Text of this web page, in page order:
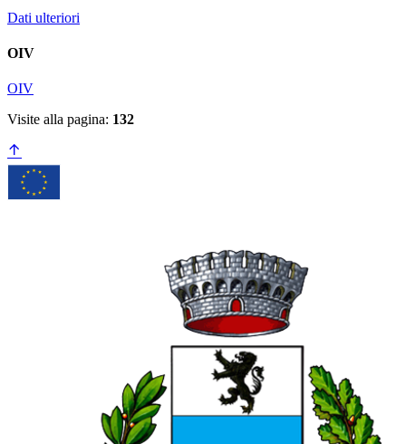
Dati ulteriori
OIV
OIV
Visite alla pagina: 132